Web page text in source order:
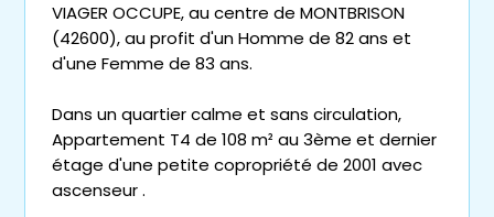
VIAGER OCCUPE, au centre de MONTBRISON
(42600), au profit d'un Homme de 82 ans et
d'une Femme de 83 ans.
Dans un quartier calme et sans circulation,
Appartement T4 de 108 m² au 3ème et dernier
étage d'une petite copropriété de 2001 avec
ascenseur .